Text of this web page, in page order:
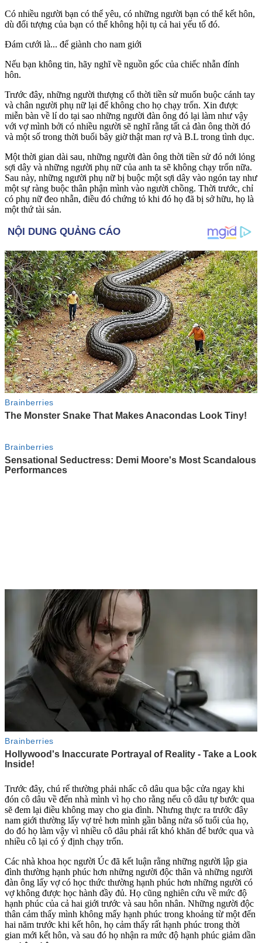
Có nhiều người bạn có thể yêu, có những người bạn có thể kết hôn,
dù đối tượng của bạn có thể không hội tụ cả hai yếu tố đó.
Đám cưới là... để giành cho nam giới
Nếu bạn không tin, hãy nghĩ về nguồn gốc của chiếc nhẫn đính
hôn.
Trước đây, những người thượng cổ thời tiền sử muốn buộc cánh tay
và chân người phụ nữ lại để không cho họ chạy trốn. Xin được
miễn bàn về lí do tại sao những người đàn ông đó lại làm như vậy
với vợ mình bởi có nhiều người sẽ nghĩ rằng tất cả đàn ông thời đó
và một số trong thời buổi bây giờ thật man rợ và B.L trong tìn‌ּh dụ‌ּc.
Một thời gian dài sau, những người đàn ông thời tiền sử đó nới lỏng
sợi dây và những người phụ nữ của anh ta sẽ không chạy trốn nữa.
Sau này, những người phụ nữ bị buộc một sợi dây vào ngón tay như
một sự ràng buộc thân phận mình vào người chồng. Thời trước, chỉ
có phụ nữ đeo nhẫn, điều đó chứng tỏ khi đó họ đã bị sở hữu, họ là
một thứ tài sản.
Trước đây, chú rể thường phải nhấc cô dâu qua bậc cửa ngay khi
đón cô dâu về đến nhà mình vì họ cho rằng nếu cô dâu tự bước qua
sẽ đem lại điều không may cho gia đình. Nhưng thực ra trước đây
nam giới thường lấy vợ trẻ hơn mình gần bằng nửa số tuổi của họ,
do đó họ làm vậy vì nhiều cô dâu phải rất khó khăn để bước qua và
nhiều cô lại có ‎ý định chạy trốn.
Các nhà khoa học người Úc đã kết luận rằng những người lập gia
đình thường hạnh phúc hơn những người độc thân và những người
đàn ông lấy vợ có học thức thường hạnh phúc hơn những người có
vợ không được học hành đầy đủ. Họ cũng nghiên cứu về mức độ
hạnh phúc của cả hai giới trước và sau hôn nhân. Những người độc
thân cảm thấy mình không mấy hạnh phúc trong khoảng từ một đến
hai năm trước khi kết hôn, họ cảm thấy rất hạnh phúc trong thời
gian mới kết hôn, và sau đó họ nhận ra mức độ hạnh phúc giảm dần